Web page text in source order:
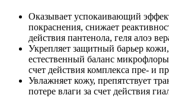
Оказывает успокаивающий
покраснения, снижает
действия пантенола, геля алоэ
Укрепляет защитный барьер кожи,
естественный баланс
счет действия комплекса пре- и
Увлажняет кожу, препятствует
потере влаги за счет действия